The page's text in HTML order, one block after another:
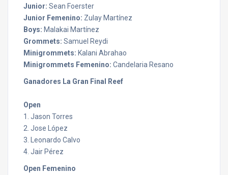
Junior: Sean Foerster
Junior Femenino: Zulay Martínez
Boys: Malakai Martínez
Grommets: Samuel Reydi
Minigrommets: Kalani Abrahao
Minigrommets Femenino: Candelaria Resano
Ganadores La Gran Final Reef
Open
1. Jason Torres
2. Jose López
3. Leonardo Calvo
4. Jair Pérez
Open Femenino